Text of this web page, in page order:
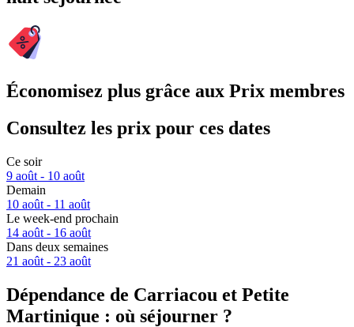
Économisez plus grâce aux Prix membres
Consultez les prix pour ces dates
Ce soir
9 août - 10 août
Demain
10 août - 11 août
Le week-end prochain
14 août - 16 août
Dans deux semaines
21 août - 23 août
Dépendance de Carriacou et Petite
Martinique : où séjourner ?